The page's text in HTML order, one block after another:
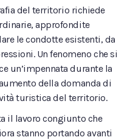
del territorio richiede
approfondite
le condotte esistenti, da
Un fenomeno che si
un’impennata durante la
della domanda di
turistica del territorio.
il lavoro congiunto che
stanno portando avanti